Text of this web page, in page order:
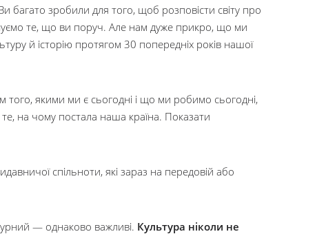
багато зробили для того, щоб розповісти світу про
те, що ви поруч. Але нам дуже прикро, що ми
й історію протягом 30 попередніх років нашої
того, якими ми є сьогодні і що ми робимо сьогодні,
на чому постала наша країна. Показати
спільноти, які зараз на передовій або
— однаково важливі. Культура ніколи не